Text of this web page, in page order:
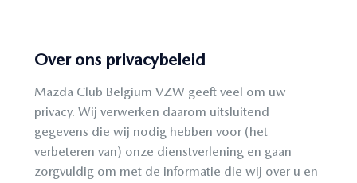
Over ons privacybeleid
Mazda Club Belgium VZW geeft veel om uw
privacy. Wij verwerken daarom uitsluitend
gegevens die wij nodig hebben voor (het
verbeteren van) onze dienstverlening en gaan
zorgvuldig om met de informatie die wij over u en